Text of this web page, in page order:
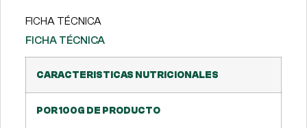
FICHA TÉCNICA
FICHA TÉCNICA
CARACTERISTICAS NUTRICIONALES
POR 100G DE PRODUCTO